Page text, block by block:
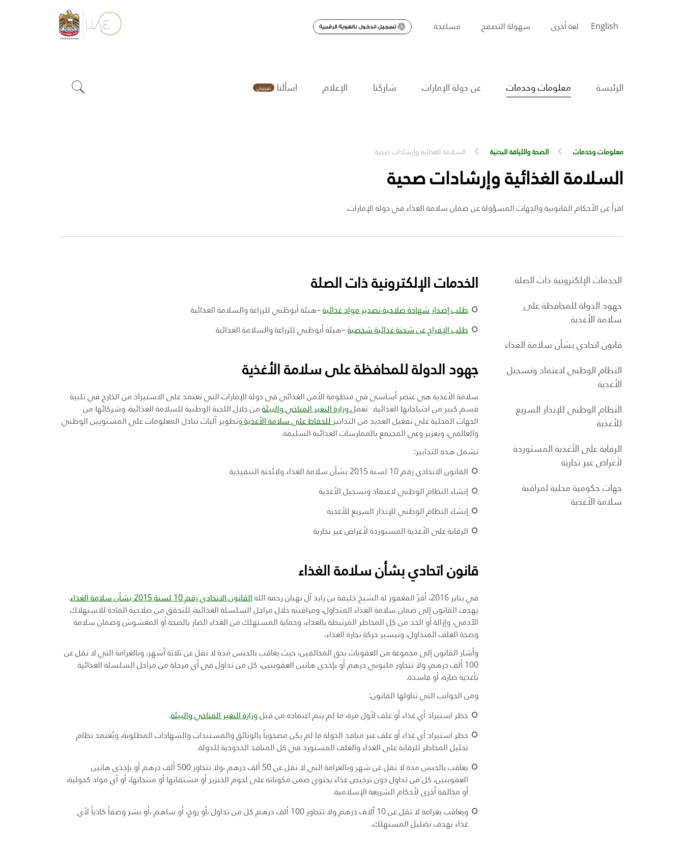
English لغة أخرى سهولة التصفح مساعدة
الرئيسة معلومات وخدمات عن دولة الإمارات شاركنا الإعلام اسألنا تجريبي
معلومات وخدمات الصحة واللياقة البدنية السلامة الغذائية وإرشادات صحية
السلامة الغذائية وإرشادات صحية
اقرأ عن الأحكام القانونية والجهات المسؤولة عن ضمان سلامة الغذاء في دولة الإمارات.
الخدمات الإلكترونية ذات الصلة
جهود الدولة للمحافظة على
سلامة الأغذية
قانون اتحادي بشأن سلامة الغذاء
النظام الوطني لاعتماد وتسجيل
الأغذية
النظام الوطني للإنذار السريع
للأغذية
الرقابة على الأغذية المستوردة
لأغراض غير تجارية
جهات حكومية محلية لمراقبة
سلامة الأغذية
الخدمات الإلكترونية ذات الصلة
طلب إصدار شهادة صلاحية تصدير مواد غذائية–هيئة أبوظبي للزراعة والسلامة الغذائية
طلب الإفراج عن شحنة غذائية شخصية–هيئة أبوظبي للزراعة والسلامة الغذائية
جهود الدولة للمحافظة على سلامة الأغذية
سلامة الأغذية هي عنصر أساسي في منظومة الأمن الغذائي في دولة الإمارات التي تعتمد على الاستيراد من الخارج في تلبية
قسم كبير من احتياجاتها الغذائية. تعملوزارة التغير المناخي والبيئة من خلال اللجنة الوطنية للسلامة الغذائية، وشركائها من
الجهات المحلية على تفعيل العديد من التدابير للحفاظ على سلامة الأغذيةوتطوير آليات تبادل المعلومات على المستويين الوطني
والعالمي، وتعزيز وعي المجتمع بالممارسات الغذائية السليمة.
تشمل هذه التدابير:
القانون الاتحادي رقم 10 لسنة 2015 بشأن سلامة الغذاء ولائحته التنفيذية
إنشاء النظام الوطني لاعتماد وتسجيل الأغذية
إنشاء النظام الوطني للإنذار السريع للأغذية
الرقابة على الأغذية المستوردة لأغراض غير تجارية
قانون اتحادي بشأن سلامة الغذاء
في يناير 2016، أقرّ المغفور له الشيخ خليفة بن زايد آل نهيان رحمه الله القانون الاتحادي رقم 10 لسنة 2015 بشأن سلامة الغذاء
.
يهدف القانون إلى ضمان سلامة الغذاء المتداول، ومراقبته خلال مراحل السلسلة الغذائية، للتحقق من صلاحية المادة للاستهلاك
الآدمي، وإزالة أو الحد من كل المخاطر المرتبطة بالغذاء، وحماية المستهلك من الغذاء الضار بالصحة أو المغشوش وضمان سلامة
وصحة العلف المتداول، وتيسير حركة تجارة الغذاء.
وأشار القانون إلى مجموعة من العقوبات بحق المخالفين، حيث يعاقب بالحبس مدة لا تقل عن ثلاثة أشهر، وبالغرامة التي لا تقل عن
100 ألف درهم، ولا تتجاوز مليوني درهم أو بإحدى هاتين العقوبتين، كل من تداول في أي مرحلة من مراحل السلسلة الغذائية
بأغذية ضارة، أو فاسدة.
ومن الجوانب التي تناولها القانون:
حظر استيراد أي غذاء أو علف لأول مرة، ما لم يتم اعتماده من قبلوزارة التغير المناخي والبيئة.
حظر استيراد أي غذاء أو علف عبر منافذ الدولة ما لم يكن مصحوباً بالوثائق والمستندات والشهادات المطلوبة، ويُعتمد نظام
تحليل المخاطر للرقابة على الغذاء والعلف المستورد في كل المنافذ الحدودية للدولة.
يعاقب بالحبس مدة لا تقل عن شهر وبالغرامة التي لا تقل عن 50 ألف درهم ،ولا تتجاوز 500 ألف درهم أو بإحدى هاتين
العقوبتين، كل من تداول دون ترخيص غذاء يحتوي ضمن مكوناته على لحوم الخنزير أو مشتقاتها أو منتجاتها، أو أي مواد كحولية،
أو مخالفة أخرى لأحكام الشريعة الإسلامية.
ويعاقب بغرامة لا تقل عن 10 آلاف درهم ولا تتجاوز 100 ألف درهم كل من تداول ،أو روج، أو ساهم ،أو نشر وصفاً كاذباً لأي
غذاء بهدف تضليل المستهلك.